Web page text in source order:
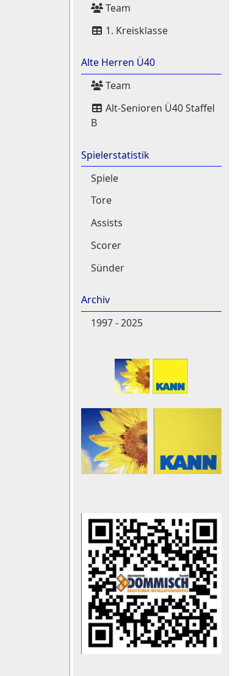
Team
1. Kreisklasse
Alte Herren Ü40
Team
Alt-Senioren Ü40 Staffel
B
Spielerstatistik
Spiele
Tore
Assists
Scorer
Sünder
Archiv
1997 - 2025